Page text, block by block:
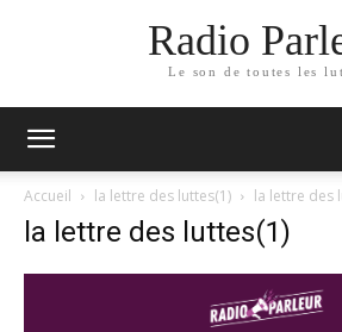
Radio
Le son de toutes les
Accueil la lettre des luttes(1) la lettre des
la lettre des luttes(1)